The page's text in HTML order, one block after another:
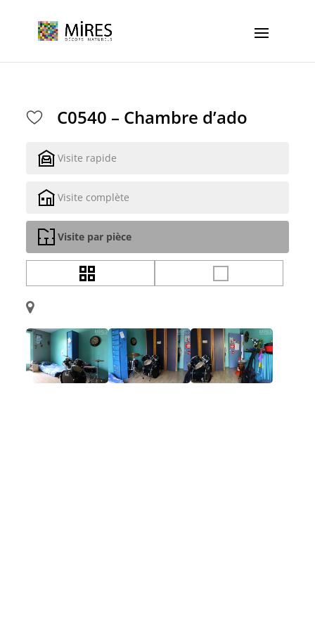
C0540 – Chambre d’ado
Visite rapide
Visite complète
Visite par pièce